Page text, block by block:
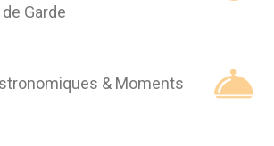
Garde
& Moments